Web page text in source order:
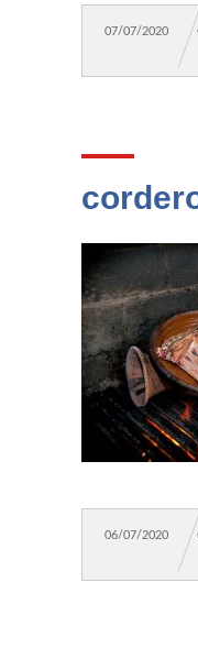
07/07/2020
06/07/2020